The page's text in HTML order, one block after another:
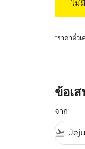
ไม่
*ราคาตั๋ว
ข้อเ
จาก
flight_takeoff